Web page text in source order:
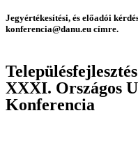
Jegyértékesítési, és előadói
konferencia@danu.eu címre.
XXXI. Országos
Konferencia